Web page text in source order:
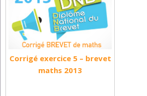
Corrigé exercice 5 – brevet
maths 2013